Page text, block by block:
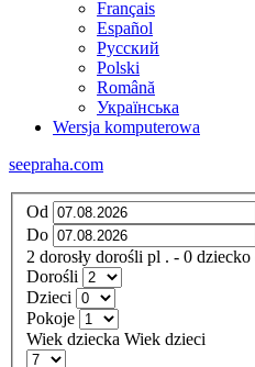
Français
Español
Русский
Polski
Română
Українська
Wersja komputerowa
seepraha.com
Od
Do
2 dorosły dorośli pl . - 0 dziecko
Dorośli
Dzieci
Pokoje
Wiek dziecka Wiek dzieci